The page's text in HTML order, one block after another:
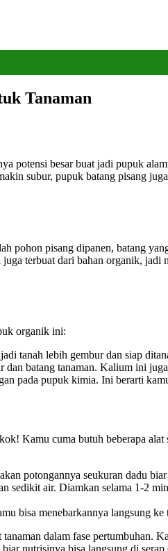
Tanaman
potensi besar buat jadi pupuk
subur, pupuk batang pisang
pohon pisang dipanen, batang
terbuat dari bahan organik,
organik ini:
tanah lebih gembur dan siap
batang tanaman. Kalium ini
pada pupuk kimia. Ini berarti
Kamu cuma butuh beberapa
potongannya seukuran dadu
sedikit air. Diamkan selama 1-2
bisa menebarkannya langsung
dalam fase pertumbuhan.